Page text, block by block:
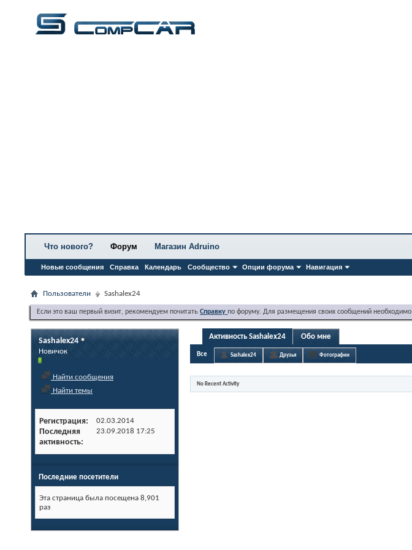
Что нового? Форум
Новые сообщения Справка Календарь Сообщество Опции форума Навигация
Магазин Adruino
Пользователи Sashalex24
Если это ваш первый визит, рекомендуем почитать Справку по форуму. Для размещения своих сообщений необходимо
Sashalex24
Новичок
Найти сообщения
Найти темы
Регистрация 02.03.2014
Последняя
активность
23.09.2018 17:25
Последние посетители
Эта страница была посещена 8,901
раз
Активность Sashalex24 Обо мне
Все Sashalex24 Друзья Фотографии
No Recent Activity